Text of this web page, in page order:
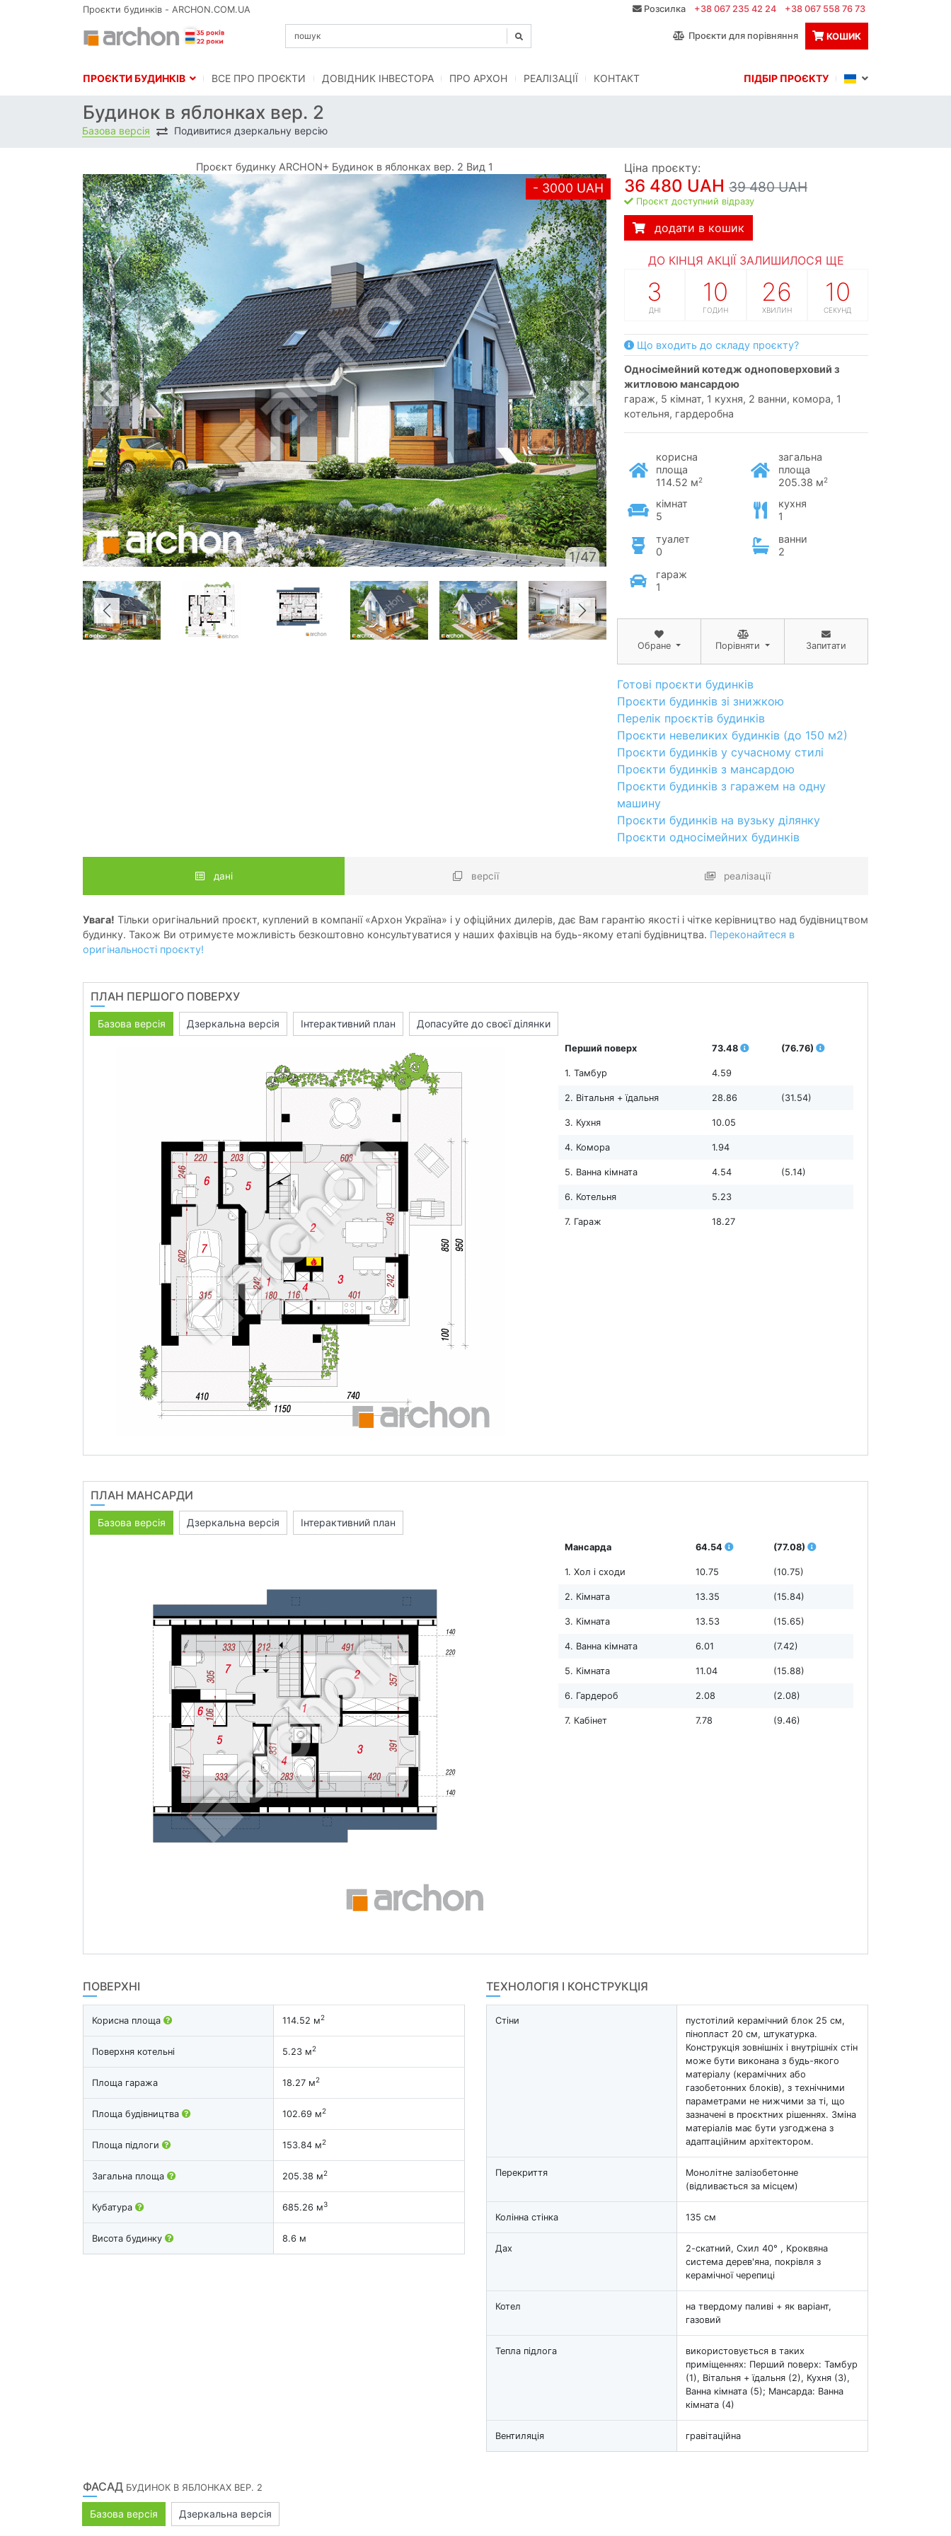
Проєкти будинків - ARCHON.COM.UA Розсилка +38 067 235 42 24 +38 067 558 76 73
Проєкти для порівняння КОШИК
ПРОЄКТИ БУДИНКІВ BСЕ ПРО ПРОЄКТИ ДОВІДНИК ІНВЕСТОРА ПРО АРХОН РЕАЛІЗАЦІЇ КОНТАКТ ПІДБІР ПРОЄКТУ
Будинок в яблонках вер. 2
Базова версія Подивитися дзеркальну версію
Проєкт будинку ARCHON+ Будинок в яблонках вер. 2 Вид 1
- 3000 UAH
1/47
Ціна проєкту:
36 480 UAH 39 480 UAH
Проєкт доступний відразу
додати в кошик
ДО КІНЦЯ АКЦІЇ ЗАЛИШИЛОСЯ ЩЕ
3
ДНІ
10
ГОДИН
26
ХВИЛИН
9
СЕКУНД
Що входить до складу проєкту?
односімейний котедж одноповерховий з
житловою мансардою
гараж, 5 кімнат, 1 кухня, 2 ванни, комора, 1
котельня, гардеробна
корисна
площа
114.52 м2
загальна
площа
205.38 м2
кімнат
5
кухня
1
туалет
0
ванни
2
гараж
1
Обране Порівняти Запитати
Готові проєкти будинків
Проєкти будинків зі знижкою
Перелік проєктів будинків
Проєкти невеликих будинків (до 150 м2)
Проєкти будинків у сучасному стилі
Проєкти будинків з мансардою
Проєкти будинків з гаражем на одну
машину
Проєкти будинків на вузьку ділянку
Проєкти односімейних будинків
дані версії реалізації
Увага! Тільки оригінальний проєкт, куплений в компанії «Архон Україна» і у офіційних дилерів, дає Вам гарантію якості і чітке керівництво над будівництвом
будинку. Також Ви отримуєте можливість безкоштовно консультуватися у наших фахівців на будь-якому етапі будівництва. Переконайтеся в
оригінальності проєкту!
ПЛАН ПЕРШОГО ПОВЕРХУ
Базова версія Дзеркальна версія Інтерактивний план Допасуйте до своєї ділянки
Перший поверх 73.48 (76.76)
1. Тамбур 4.59
2. Вітальня + їдальня 28.86 (31.54)
3. Кухня 10.05
4. Комора 1.94
5. Ванна кімната 4.54 (5.14)
6. Котельня 5.23
7. Гараж 18.27
ПЛАН МАНСАРДИ
Базова версія Дзеркальна версія Інтерактивний план
Мансарда 64.54 (77.08)
1. Хол і сходи 10.75 (10.75)
2. Кімната 13.35 (15.84)
3. Кімната 13.53 (15.65)
4. Ванна кімната 6.01 (7.42)
5. Кімната 11.04 (15.88)
6. Гардероб 2.08 (2.08)
7. Кабінет 7.78 (9.46)
ПОВЕРХНІ
Корисна площа 114.52 м2
Поверхня котельні 5.23 м2
Площа гаража 18.27 м2
Площа будівництва 102.69 м2
Площа підлоги 153.84 м2
Загальна площа 205.38 м2
Кубатура 685.26 м3
Висота будинку 8.6 м
ТЕХНОЛОГІЯ І КОНСТРУКЦІЯ
Стіни
пустотілий керамічний блок 25 см,
пінопласт 20 см, штукатурка.
Конструкція зовнішніх і внутрішніх стін
може бути виконана з будь-якого
матеріалу (керамічних або
газобетонних блоків), з технічними
параметрами не нижчими за ті, що
зазначені в проєктних рішеннях. Зміна
матеріалів має бути узгоджена з
адаптаційним архітектором.
Перекриття
Монолітне залізобетонне
(відливається за місцем)
Колінна стінка 135 см
Дах
2-скатний, Схил 40° , Кроквяна
система дерев'яна, покрівля з
керамічної черепиці
Котел
на твердому паливі + як варіант,
газовий
Тепла підлога
використовується в таких
приміщеннях: Перший поверх: Тамбур
(1), Вітальня + їдальня (2), Кухня (3),
Ванна кімната (5); Мансарда: Ванна
кімната (4)
Вентиляція гравітаційна
ФАСАД БУДИНОК В ЯБЛОНКАХ ВЕР. 2
Базова версія Дзеркальна версія